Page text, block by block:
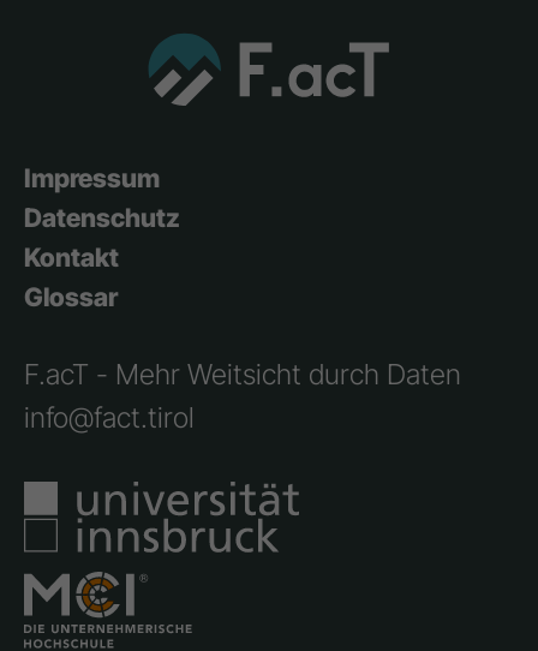
Impressum
Datenschutz
Kontakt
Glossar
F.acT - Mehr Weitsicht durch Daten
info@fact.tirol